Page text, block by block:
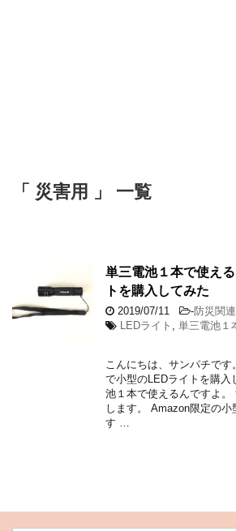
「 災害用 」 一覧
単三電池１本で使え
トを購入してみた
2019/07/11 -防災関連
LEDライト , 単三電池１
こんにちは、サンパチで
で小型のLEDライトを購
池１本で使えるんですよ
します。 Amazon限定の
す …